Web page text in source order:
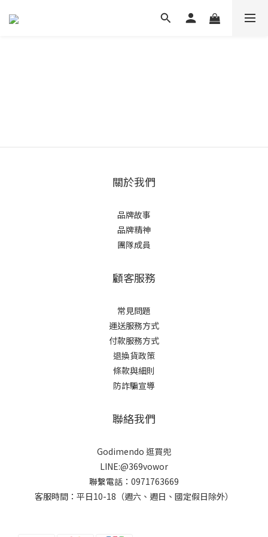
關於我們
品牌故事
品牌精神
團隊成員
顧客服務
常見問題
運送服務方式
付款服務方式
退換貨政策
條款與細則
防詐騙宣導
聯絡我們
Godimendo 逛買兜
LINE:@369vowor
聯繫電話：0971763669
客服時間：平日10-18（週六、週日、國定假日除外）